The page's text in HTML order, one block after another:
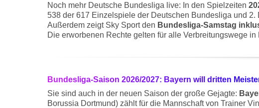
Noch mehr Deutsche Bundesliga live: In den Spielzeiten
538 der 617 Einzelspiele der Deutschen Bundesliga und
Außerdem zeigt Sky Sport den Bundesliga-Samstag
Die erworbenen Rechte gelten für alle Verbreitungswege
Bundesliga-Saison 2026/2027: Bayern will dritten
Sie sind auch in der neuen Saison der große Gejagte:
Borussia Dortmund) zählt für die Mannschaft von Trainer